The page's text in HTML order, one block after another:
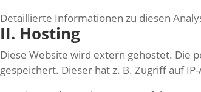
Detaillierte Informationen zu diesen
II. Hosting
Diese Website wird extern gehostet. Die
gespeichert. Dieser hat z. B. Zugriff auf